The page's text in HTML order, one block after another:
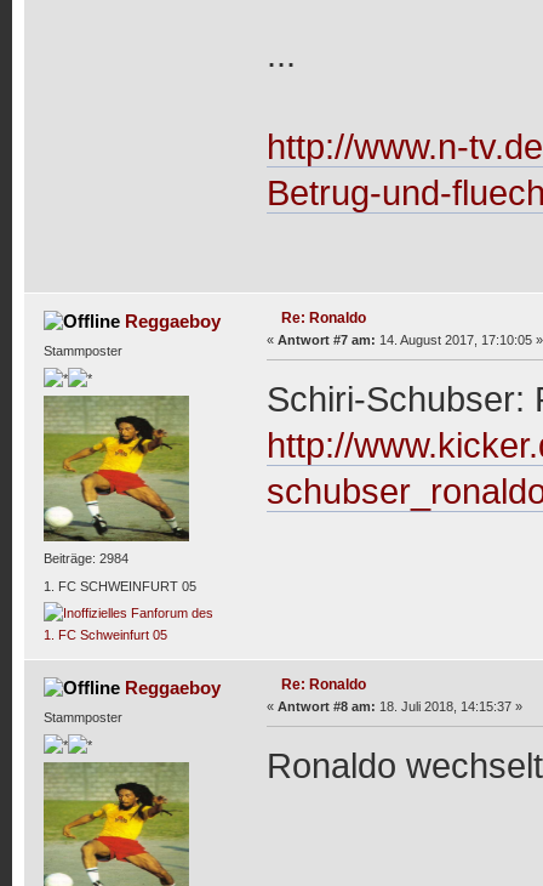
...
http://www.n-
Betrug-und-
Reggaeboy
Stammposter
Beiträge: 2984
1. FC SCHWEINFURT 05
Re: Ronaldo
« Antwort #7 am: 14. August 2017, 17:10:05 »
Schiri-Schubser:
http://
Reggaeboy
Stammposter
Re: Ronaldo
« Antwort #8 am: 18. Juli 2018, 14:15:37 »
Ronaldo